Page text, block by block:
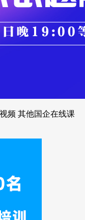
频 其他国企在线课